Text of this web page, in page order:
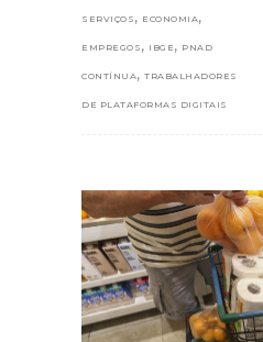
SERVIÇOS , ECONOMIA ,
EMPREGOS , IBGE , PNAD
CONTÍNUA , TRABALHADORES
DE PLATAFORMAS DIGITAIS